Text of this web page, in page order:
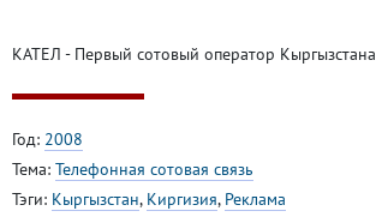
КАТЕЛ - Первый сотовый оператор Кыргызстана
Год: 2008
Тема: Телефонная сотовая связь
Тэги: Кыргызстан, Киргизия, Реклама